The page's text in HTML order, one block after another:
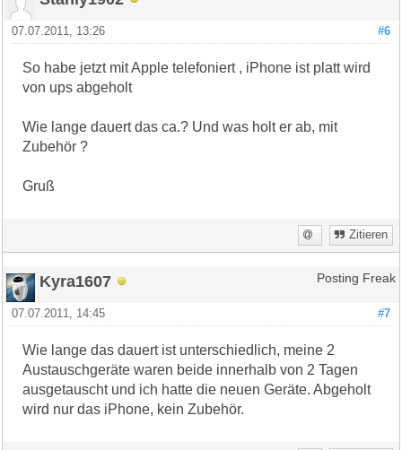
#6
07.07.2011, 13:26
So habe jetzt mit Apple telefoniert , iPhone ist platt wird
von ups abgeholt
Wie lange dauert das ca.? Und was holt er ab, mit
Zubehör ?
Gruß
Zitieren
Kyra1607 Posting Freak
#7
07.07.2011, 14:45
Wie lange das dauert ist unterschiedlich, meine 2
Austauschgeräte waren beide innerhalb von 2 Tagen
ausgetauscht und ich hatte die neuen Geräte. Abgeholt
wird nur das iPhone, kein Zubehör.